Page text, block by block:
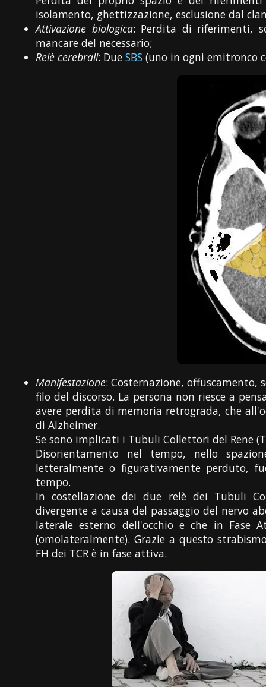
isolamento, ghettizzazione, esclusione dal
Attivazione biologica: Perdita di riferimenti,
mancare del necessario;
Relè cerebrali: Due SBS (uno in ogni emitronco
Manifestazione: Costernazione,
filo del discorso. La persona non riesce a
avere perdita di memoria retrograda, che
di Alzheimer.
Se sono implicati i Tubuli Collettori del Rene
Disorientamento nel tempo, nello
letteralmente o figurativamente perduto,
tempo.
In costellazione dei due relè dei Tubuli
divergente a causa del passaggio del nervo
laterale esterno dell'occhio e che in Fase
(omolateralmente). Grazie a questo
FH dei TCR è in fase attiva.